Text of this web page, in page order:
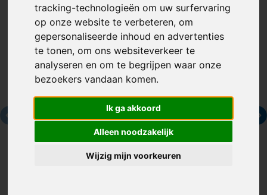
tracking-technologieën om uw surfervaring
op onze website te verbeteren, om
gepersonaliseerde inhoud en advertenties
te tonen, om ons websiteverkeer te
analyseren en om te begrijpen waar onze
bezoekers vandaan komen.
Ik ga akkoord
Alleen noodzakelijk
Wijzig mijn voorkeuren